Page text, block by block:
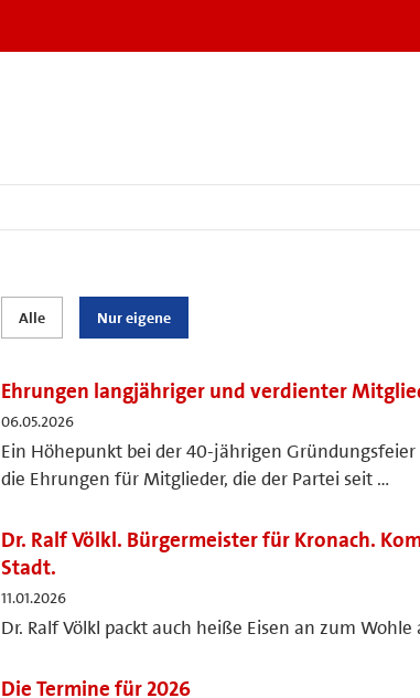
Alle Nur eigene
Ehrungen langjähriger und verdienter
06.05.2026
Ein Höhepunkt bei der 40-jährigen Gründungsfeier
die Ehrungen für Mitglieder, die der Partei seit …
Dr. Ralf Völkl. Bürgermeister für Kronach.
Stadt.
11.01.2026
Dr. Ralf Völkl packt auch heiße Eisen an zum
Die Termine für 2026